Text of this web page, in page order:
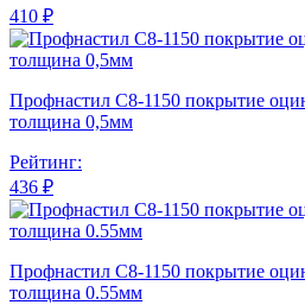
410 ₽
Профнастил С8-1150 покрытие
толщина 0,5мм
Рейтинг:
436 ₽
Профнастил С8-1150 покрытие
толщина 0.55мм